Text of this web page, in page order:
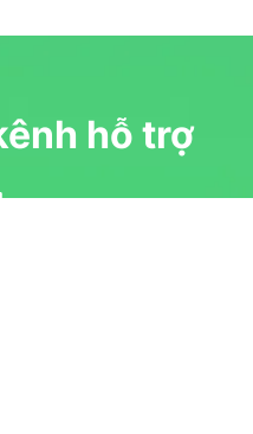
hỗ trợ